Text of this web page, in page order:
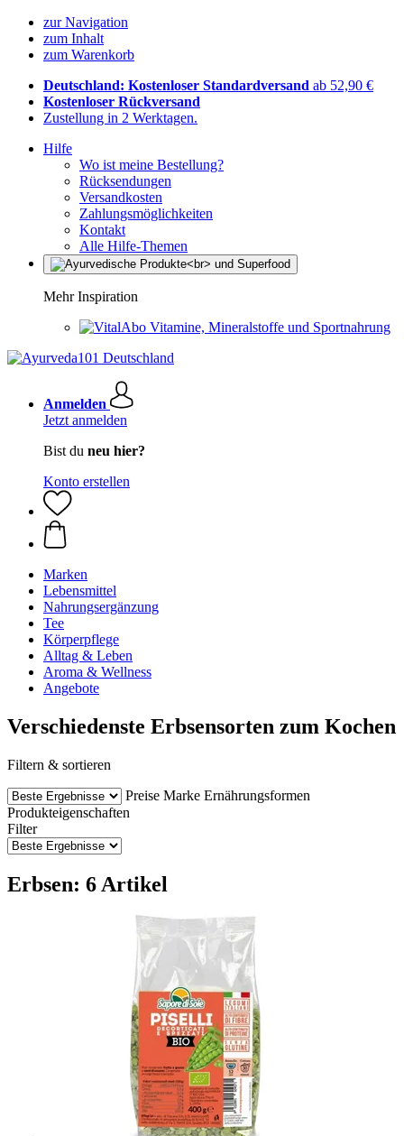
zur Navigation
zum Inhalt
zum Warenkorb
Deutschland: Kostenloser Standardversand ab 52,90 €
Kostenloser Rückversand
Zustellung in 2 Werktagen.
Hilfe
Wo ist meine Bestellung?
Rücksendungen
Versandkosten
Zahlungsmöglichkeiten
Kontakt
Alle Hilfe-Themen
Mehr Inspiration
Vitamine, Mineralstoffe und Sportnahrung
Anmelden
Jetzt anmelden
Bist du neu hier?
Konto erstellen
Marken
Lebensmittel
Nahrungsergänzung
Tee
Körperpflege
Alltag & Leben
Aroma & Wellness
Angebote
Verschiedenste Erbsensorten zum Kochen
Filtern & sortieren
Preise Marke Ernährungsformen
Produkteigenschaften
Filter
Erbsen: 6 Artikel